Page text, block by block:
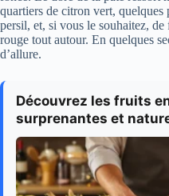
quartiers de citron vert, quelques
persil, et, si vous le souhaitez, de
rouge tout autour. En quelques
d’allure.
Découvrez les fruits
surprenantes et